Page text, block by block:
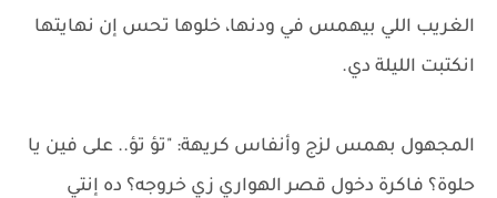
الغريب اللي بيهمس في ودنها، خلوها تحس إن نهايتها
انكتبت الليلة دي.
المجهول بهمس لزج وأنفاس كريهة: "تؤ تؤ.. على فين يا
حلوة؟ فاكرة دخول قصر الهواري زي خروجه؟ ده إنتي